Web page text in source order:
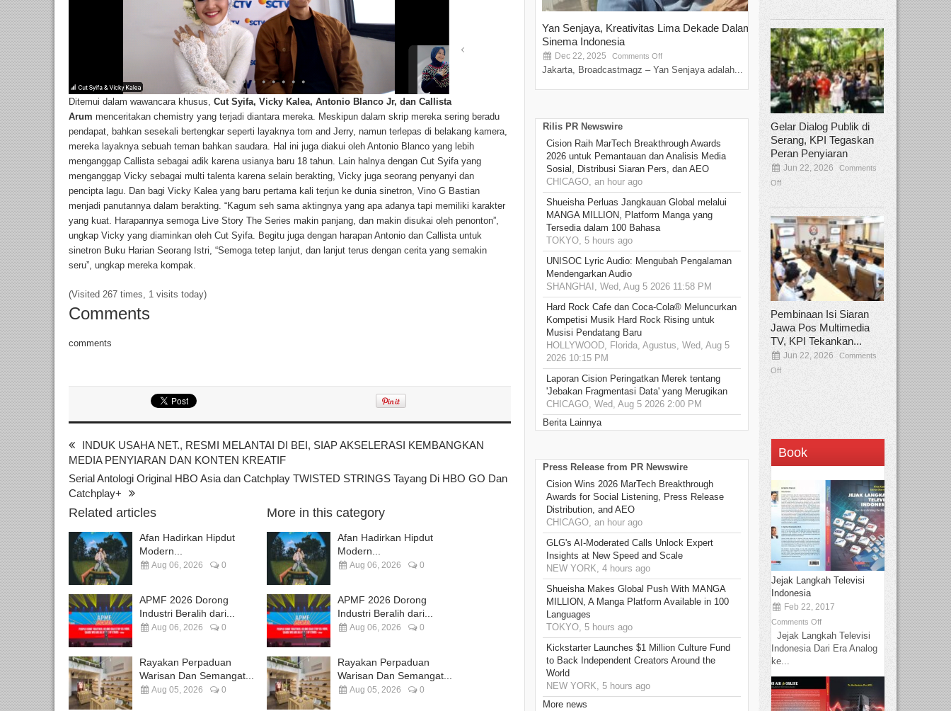
Ditemui dalam wawancara khusus, Cut Syifa, Vicky Kalea, Antonio Blanco Jr, dan Callista
Arum menceritakan chemistry yang terjadi diantara mereka. Meskipun dalam skrip mereka sering beradu
pendapat, bahkan sesekali bertengkar seperti layaknya tom and Jerry, namun terlepas di belakang kamera,
mereka layaknya sebuah teman bahkan saudara. Hal ini juga diakui oleh Antonio Blanco yang lebih
menganggap Callista sebagai adik karena usianya baru 18 tahun. Lain halnya dengan Cut Syifa yang
menganggap Vicky sebagai multi talenta karena selain berakting, Vicky juga seorang penyanyi dan
pencipta lagu. Dan bagi Vicky Kalea yang baru pertama kali terjun ke dunia sinetron, Vino G Bastian
menjadi panutannya dalam berakting. “Kagum seh sama aktingnya yang apa adanya tapi memiliki karakter
yang kuat. Harapannya semoga Live Story The Series makin panjang, dan makin disukai oleh penonton”,
ungkap Vicky yang diaminkan oleh Cut Syifa. Begitu juga dengan harapan Antonio dan Callista untuk
sinetron Buku Harian Seorang Istri, “Semoga tetep lanjut, dan lanjut terus dengan cerita yang semakin
seru”, ungkap mereka kompak.
(Visited 267 times, 1 visits today)
Comments
comments
INDUK USAHA NET., RESMI MELANTAI DI BEI, SIAP AKSELERASI KEMBANGKAN
MEDIA PENYIARAN DAN KONTEN KREATIF
Serial Antologi Original HBO Asia dan Catchplay TWISTED STRINGS Tayang Di HBO GO Dan
Catchplay+
Related articles
Afan Hadirkan Hipdut
Modern...
Aug 06, 2026 0
APMF 2026 Dorong
Industri Beralih dari...
Aug 06, 2026 0
Rayakan Perpaduan
Warisan Dan Semangat...
Aug 05, 2026 0
More in this category
Afan Hadirkan Hipdut
Modern...
Aug 06, 2026 0
APMF 2026 Dorong
Industri Beralih dari...
Aug 06, 2026 0
Rayakan Perpaduan
Warisan Dan Semangat...
Aug 05, 2026 0
Yan Senjaya, Kreativitas Lima Dekade Dalam
Sinema Indonesia
Dec 22, 2025 Comments Off
Jakarta, Broadcastmagz – Yan Senjaya adalah...
Tamee Irelly Menjadi Juri Open
Film Terbaru...
Sep 08, 2025 Comments Off
Bekasi, Broadcastmagz – Dalam upaya
talenta...
Rilis PR Newswire
Cision Raih MarTech Breakthrough Awards
2026 untuk Pemantauan dan Analisis Media
Sosial, Distribusi Siaran Pers, dan AEO
CHICAGO, an hour ago
Shueisha Perluas Jangkauan Global melalui
MANGA MILLION, Platform Manga yang
Tersedia dalam 100 Bahasa
TOKYO, 5 hours ago
UNISOC Lyric Audio: Mengubah Pengalaman
Mendengarkan Audio
SHANGHAI, Wed, Aug 5 2026 11:58 PM
Hard Rock Cafe dan Coca-Cola® Meluncurkan
Kompetisi Musik Hard Rock Rising untuk
Musisi Pendatang Baru
HOLLYWOOD, Florida, Agustus, Wed, Aug 5
2026 10:15 PM
Laporan Cision Peringatkan Merek tentang
'Jebakan Fragmentasi Data' yang Merugikan
CHICAGO, Wed, Aug 5 2026 2:00 PM
Berita Lainnya
Press Release from PR Newswire
Cision Wins 2026 MarTech Breakthrough
Awards for Social Listening, Press Release
Distribution, and AEO
CHICAGO, an hour ago
GLG's AI-Moderated Calls Unlock Expert
Insights at New Speed and Scale
NEW YORK, 4 hours ago
Shueisha Makes Global Push With MANGA
MILLION, A Manga Platform Available in 100
Languages
TOKYO, 5 hours ago
Kickstarter Launches $1 Million Culture Fund
to Back Independent Creators Around the
World
NEW YORK, 5 hours ago
More news
Gelar Dialog Publik di
Serang, KPI Tegaskan
Peran Penyiaran
Jun 22, 2026
Comments
Off
Pembinaan Isi Siaran
Jawa Pos Multimedia
TV, KPI Tekankan...
Jun 22, 2026
Comments
Off
Book
Jejak Langkah Televisi
Indonesia
Feb 22, 2017
Comments Off
Jejak Langkah Televisi
Indonesia Dari Era Analog
ke...